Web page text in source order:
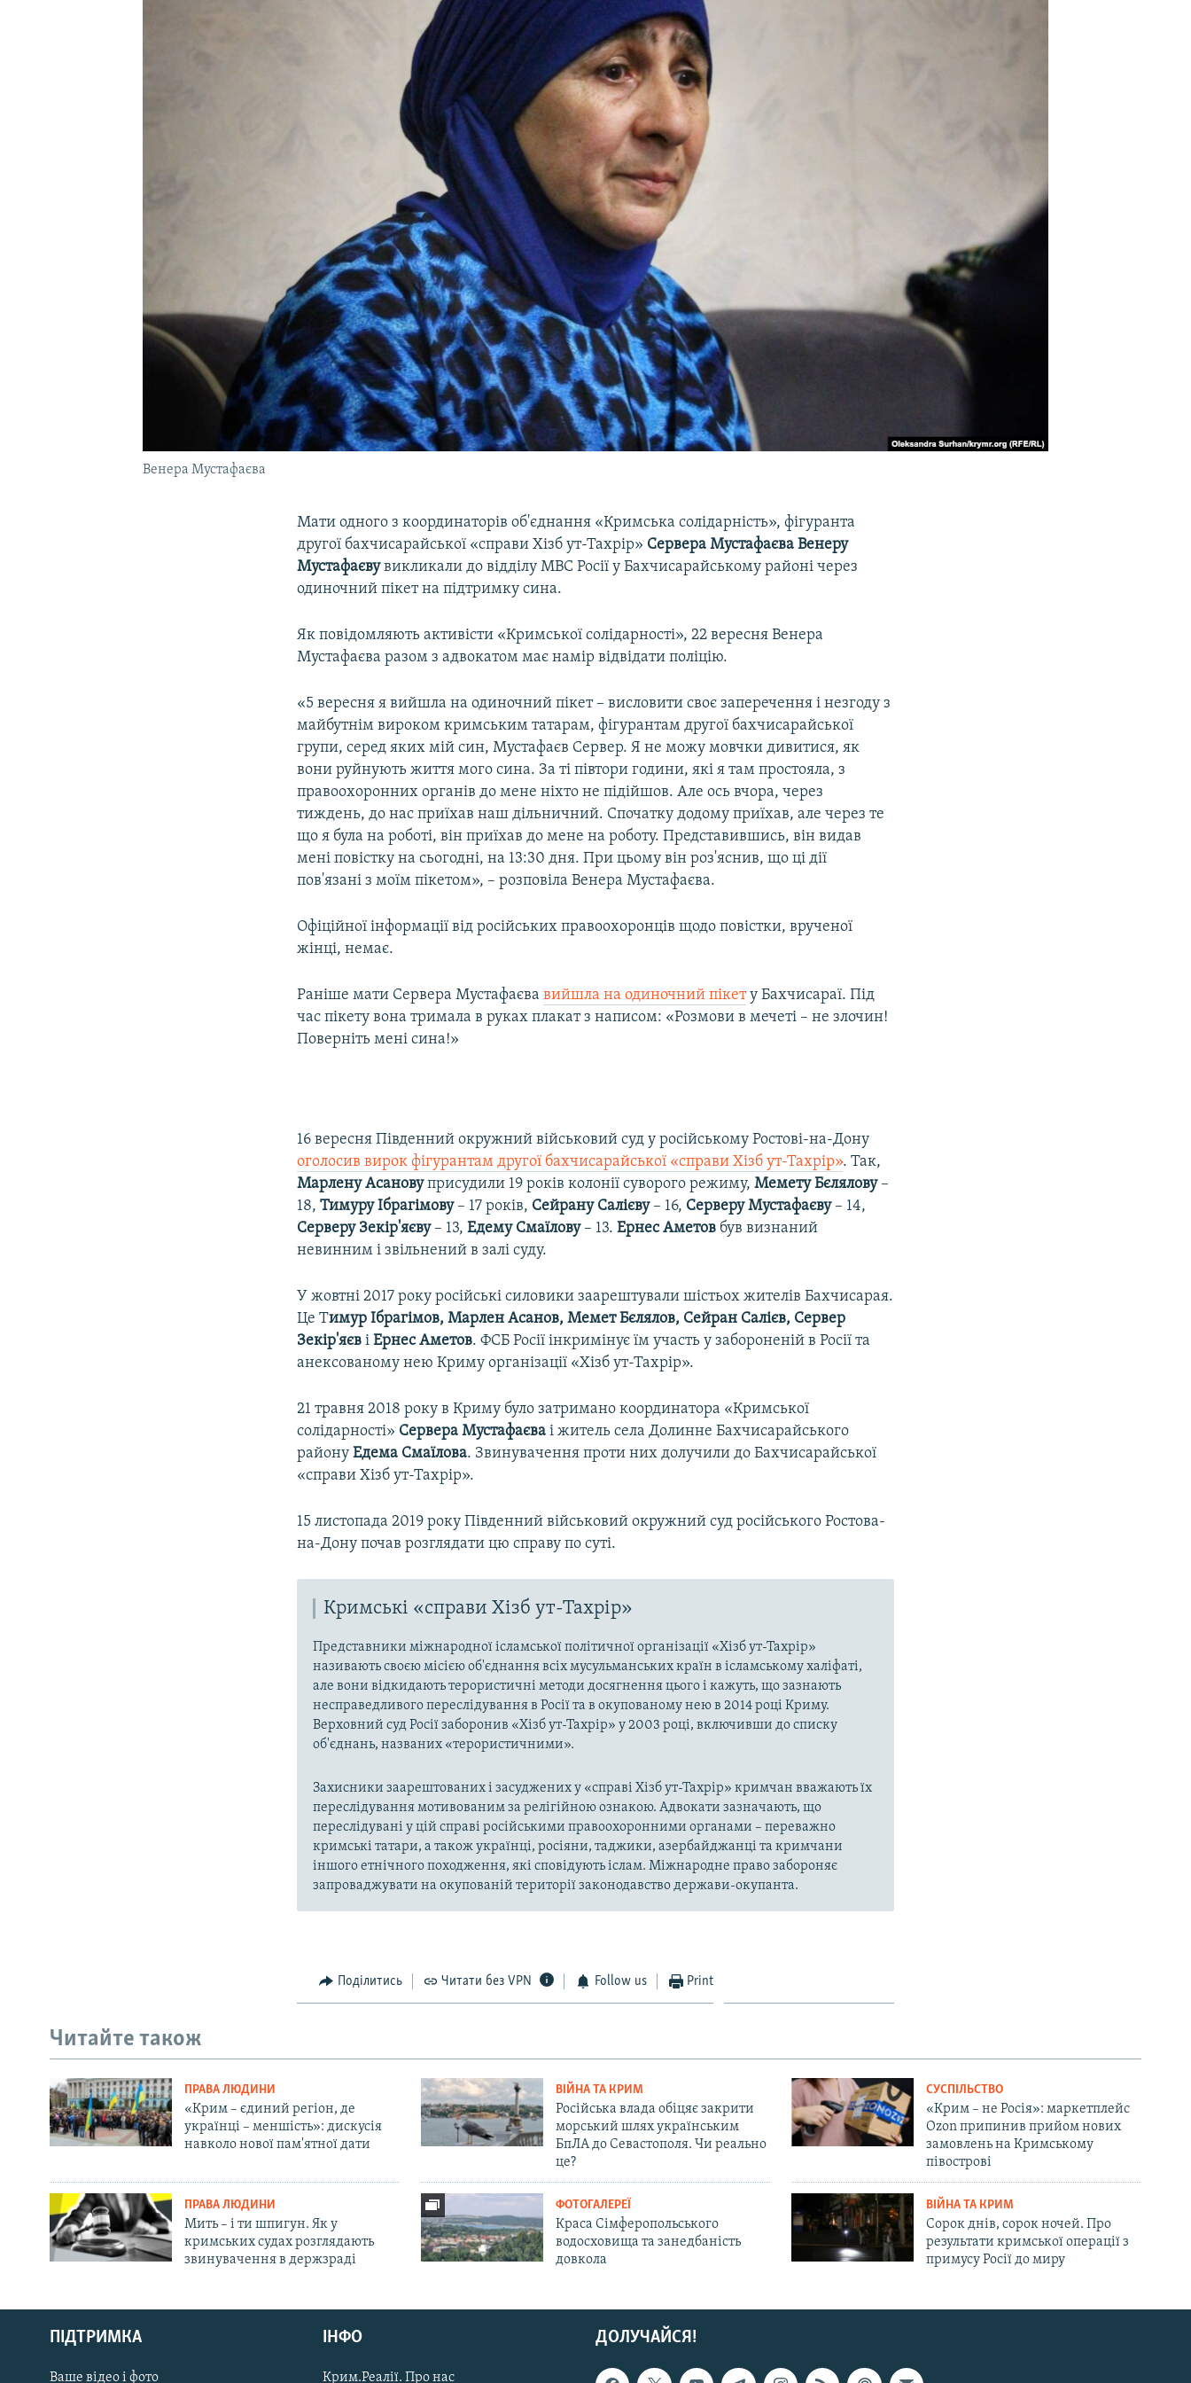
Русский
Qırımtatar
Венера Мустафаєва
Мати одного з координаторів об'єднання «Кримська солідарність», фігуранта
другої бахчисарайської «справи Хізб ут-Тахрір» Сервера Мустафаєва Венеру
Мустафаєвувикликали до відділу МВС Росії у Бахчисарайському районі через
одиночний пікет на підтримку сина.
Як повідомляють активісти «Кримської солідарності», 22 вересня Венера
Мустафаєва разом з адвокатом має намір відвідати поліцію.
«5 вересня я вийшла на одиночний пікет – висловити своє заперечення і незгоду з
майбутнім вироком кримським татарам, фігурантам другої бахчисарайської
групи, серед яких мій син, Мустафаєв Сервер. Я не можу мовчки дивитися, як
вони руйнують життя мого сина. За ті півтори години, які я там простояла, з
правоохоронних органів до мене ніхто не підійшов. Але ось вчора, через
тиждень, до нас приїхав наш дільничний. Спочатку додому приїхав, але через те
що я була на роботі, він приїхав до мене на роботу. Представившись, він видав
мені повістку на сьогодні, на 13:30 дня. При цьому він роз'яснив, що ці дії
пов'язані з моїм пікетом», – розповіла Венера Мустафаєва.
Офіційної інформації від російських правоохоронців щодо повістки, врученої
жінці, немає.
Раніше мати Сервера Мустафаєвавийшла на одиночний пікету Бахчисараї. Під
час пікету вона тримала в руках плакат з написом: «Розмови в мечеті – не злочин!
Поверніть мені сина!»
16 вересня Південний окружний військовий суд у російському Ростові-на-Дону
оголосив вирок фігурантам другої бахчисарайської «справи Хізб ут-Тахрір». Так,
Марлену Асановуприсудили 19 років колонії суворого режиму,Мемету Бєлялову–
18,Тимуру Ібрагімову– 17 років, Сейрану Салієву– 16, Серверу Мустафаєву– 14,
Серверу Зекір'яєву– 13,Едему Смаїлову– 13.Ернес Аметов був визнаний
невинним і звільнений в залі суду.
У жовтні 2017 року російські силовики заарештували шістьох жителів Бахчисарая.
Це Тимур Ібрагімов, Марлен Асанов, Мемет Бєлялов, Сейран Салієв, Сервер
Зекір'яєві Ернес Аметов. ФСБ Росії інкримінує їм участь у забороненій в Росії та
анексованому нею Криму організації «Хізб ут-Тахрір».
21 травня 2018 року в Криму було затримано координатора «Кримської
солідарності» Сервера Мустафаєва і житель села Долинне Бахчисарайського
районуЕдема Смаїлова. Звинувачення проти них долучили до Бахчисарайської
«справи Хізб ут-Тахрір».
15 листопада 2019 року Південний військовий окружний суд російського Ростова-
на-Дону почав розглядати цю справу по суті.
Кримські «справи Хізб ут-Тахрір»
Представники міжнародної ісламської політичної організації «Хізб ут-Тахрір»
називають своєю місією об'єднання всіх мусульманських країн в ісламському халіфаті,
але вони відкидають терористичні методи досягнення цього і кажуть, що зазнають
несправедливого переслідування в Росії та в окупованому нею в 2014 році Криму.
Верховний суд Росії заборонив «Хізб ут-Тахрір» у 2003 році, включивши до списку
об'єднань, названих «терористичними».
Захисники заарештованих і засуджених у «справі Хізб ут-Тахрір» кримчан вважають їх
переслідування мотивованим за релігійною ознакою. Адвокати зазначають, що
переслідувані у цій справі російськими правоохоронними органами – переважно
кримські татари, а також українці, росіяни, таджики, азербайджанці та кримчани
іншого етнічного походження, які сповідують іслам. Міжнародне право забороняє
запроваджувати на окупованій території законодавство держави-окупанта.
Поділитись Читати без VPN Follow us Print
Читайте також
ПРАВА ЛЮДИНИ
«Крим – єдиний регіон, де
українці – меншість»: дискусія
навколо нової пам'ятної дати
ВІЙНА ТА КРИМ
Російська влада обіцяє закрити
морський шлях українським
БпЛА до Севастополя. Чи реально
це?
СУСПІЛЬСТВО
«Крим – не Росія»: маркетплейс
Ozon припинив прийом нових
замовлень на Кримському
півострові
ПРАВА ЛЮДИНИ
Мить – і ти шпигун. Як у
кримських судах розглядають
звинувачення в держзраді
ФОТОГАЛЕРЕЇ
Краса Сімферопольського
водосховища та занедбаність
довкола
ВІЙНА ТА КРИМ
Сорок днів, сорок ночей. Про
результати кримської операції з
примусу Росії до миру
ДОЛУЧАЙСЯ!
ПІДТРИМКА
Ваше відео і фото
ІНФО
Крим.Реалії. Про нас